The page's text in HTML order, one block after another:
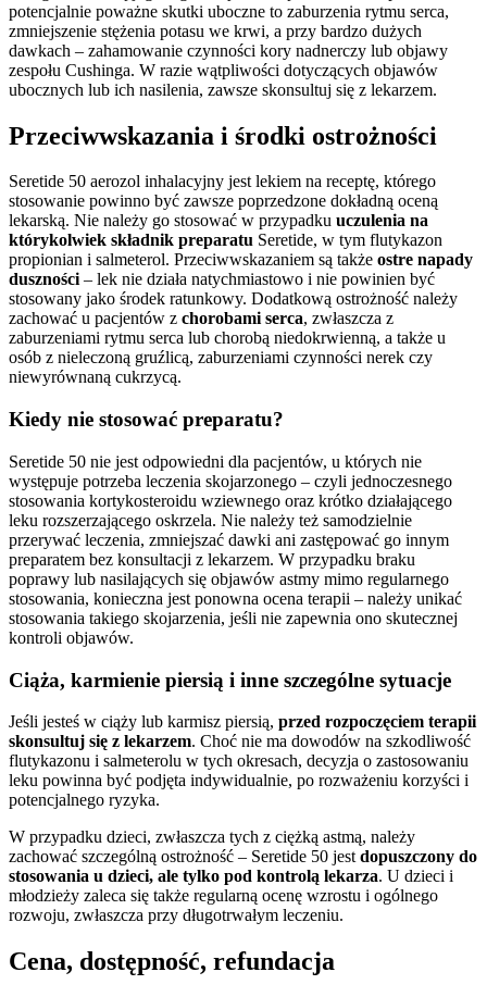
potencjalnie poważne skutki uboczne to zaburzenia rytmu serca,
zmniejszenie stężenia potasu we krwi, a przy bardzo dużych
dawkach – zahamowanie czynności kory nadnerczy lub objawy
zespołu Cushinga. W razie wątpliwości dotyczących objawów
ubocznych lub ich nasilenia, zawsze skonsultuj się z lekarzem.
Przeciwwskazania i środki ostrożności
Seretide 50 aerozol inhalacyjny jest lekiem na receptę, którego
stosowanie powinno być zawsze poprzedzone dokładną oceną
lekarską. Nie należy go stosować w przypadku uczulenia na
którykolwiek składnik preparatu Seretide, w tym flutykazon
propionian i salmeterol. Przeciwwskazaniem są także ostre napady
duszności– lek nie działa natychmiastowo i nie powinien być
stosowany jako środek ratunkowy. Dodatkową ostrożność należy
zachować u pacjentów z chorobami serca, zwłaszcza z
zaburzeniami rytmu serca lub chorobą niedokrwienną, a także u
osób z nieleczoną gruźlicą, zaburzeniami czynności nerek czy
niewyrównaną cukrzycą.
Kiedy nie stosować preparatu?
Seretide 50 nie jest odpowiedni dla pacjentów, u których nie
występuje potrzeba leczenia skojarzonego – czyli jednoczesnego
stosowania kortykosteroidu wziewnego oraz krótko działającego
leku rozszerzającego oskrzela. Nie należy też samodzielnie
przerywać leczenia, zmniejszać dawki ani zastępować go innym
preparatem bez konsultacji z lekarzem. W przypadku braku
poprawy lub nasilających się objawów astmy mimo regularnego
stosowania, konieczna jest ponowna ocena terapii – należy unikać
stosowania takiego skojarzenia, jeśli nie zapewnia ono skutecznej
kontroli objawów.
Ciąża, karmienie piersią i inne szczególne sytuacje
Jeśli jesteś w ciąży lub karmisz piersią, przed rozpoczęciem terapii
skonsultuj się z lekarzem. Choć nie ma dowodów na szkodliwość
flutykazonu i salmeterolu w tych okresach, decyzja o zastosowaniu
leku powinna być podjęta indywidualnie, po rozważeniu korzyści i
potencjalnego ryzyka.
W przypadku dzieci, zwłaszcza tych z ciężką astmą, należy
zachować szczególną ostrożność – Seretide 50 jest dopuszczony do
stosowania u dzieci, ale tylko pod kontrolą lekarza. U dzieci i
młodzieży zaleca się także regularną ocenę wzrostu i ogólnego
rozwoju, zwłaszcza przy długotrwałym leczeniu.
Cena, dostępność, refundacja